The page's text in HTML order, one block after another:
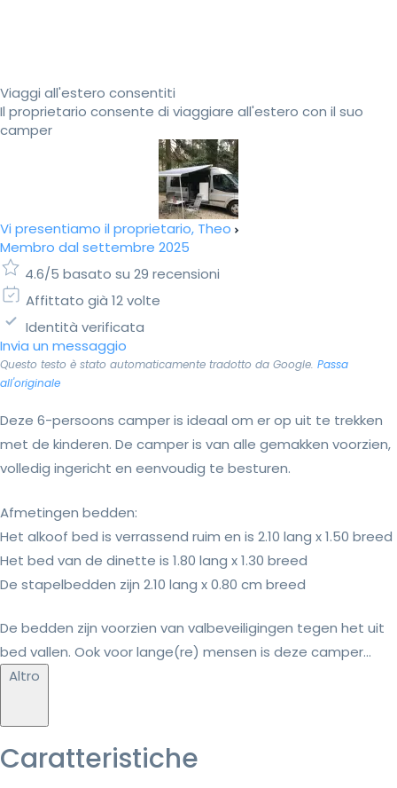
Viaggi all'estero consentiti
Il proprietario consente di viaggiare all'estero con il suo
camper
Vi presentiamo il proprietario, Theo
Membro dal settembre 2025
4.6/5 basato su 29 recensioni
Affittato già 12 volte
Identità verificata
Invia un messaggio
Questo testo è stato automaticamente tradotto da Google. Passa
all'originale
Deze 6-persoons camper is ideaal om er op uit te trekken
met de kinderen. De camper is van alle gemakken voorzien,
volledig ingericht en eenvoudig te besturen.
Afmetingen bedden:
Het alkoof bed is verrassend ruim en is 2.10 lang x 1.50 breed
Het bed van de dinette is 1.80 lang x 1.30 breed
De stapelbedden zijn 2.10 lang x 0.80 cm breed
De bedden zijn voorzien van valbeveiligingen tegen het uit
bed vallen. Ook voor lange(re) mensen is deze camper...
Altro
Caratteristiche